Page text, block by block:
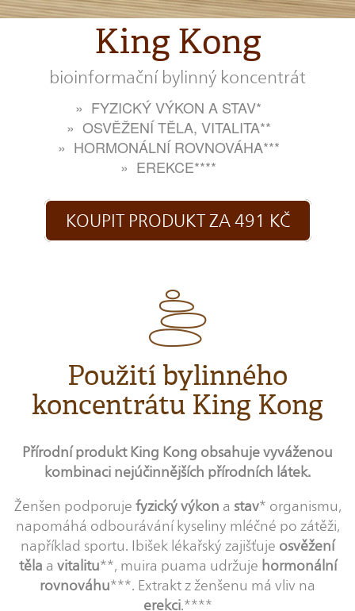
King Kong
bioinformační bylinný koncentrát
FYZICKÝ VÝKON A STAV*
OSVĚŽENÍ TĚLA, VITALITA**
HORMONÁLNÍ ROVNOVÁHA***
EREKCE****
KOUPIT PRODUKT ZA 491 KČ
Použití bylinného
koncentrátu King Kong
Přírodní produkt King Kong obsahuje vyváženou
kombinaci nejúčinnějších přírodních látek.
Ženšen podporuje fyzický výkon a stav* organismu,
napomáhá odbourávání kyseliny mléčné po zátěži,
například sportu. Ibišek lékařský zajišťuje osvěžení
těla a vitalitu**, muira puama udržuje hormonální
rovnováhu***. Extrakt z ženšenu má vliv na
erekci.****